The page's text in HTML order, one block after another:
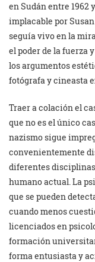
en Sudán entre 1962
implacable por
seguía vivo en la
el poder de la fuerza
los argumentos
fotógrafa y cineasta
Traer a colación el
que no es el único
nazismo sigue
convenientemente
diferentes
humano actual. La
que se pueden
cuando menos
licenciados en
formación
forma entusiasta y